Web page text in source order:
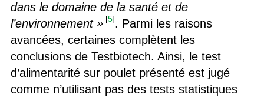
dans le domaine de la santé et de
l’environnement » [5]. Parmi les raisons
avancées, certaines complètent les
conclusions de Testbiotech. Ainsi, le test
d’alimentarité sur poulet présenté est jugé
comme n’utilisant pas des tests statistiques